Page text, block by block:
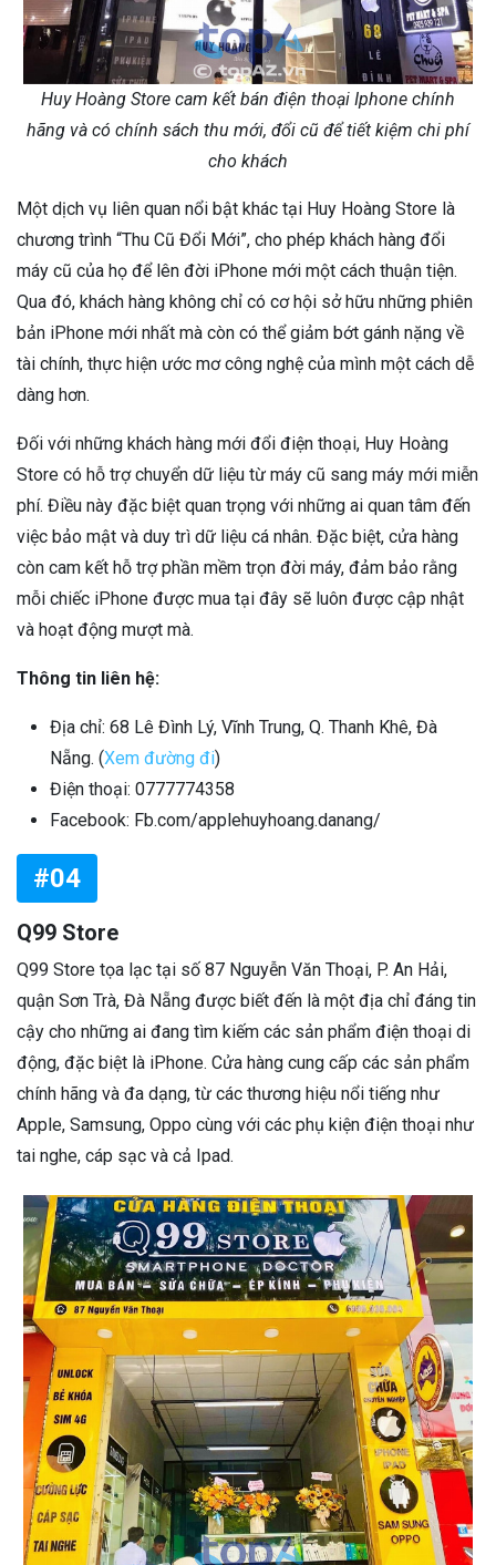
Huy Hoàng Store cam kết bán điện thoại Iphone chính
hãng và có chính sách thu mới, đổi cũ để tiết kiệm chi phí
cho khách
Một dịch vụ liên quan nổi bật khác tại Huy Hoàng Store là
chương trình “Thu Cũ Đổi Mới”, cho phép khách hàng đổi
máy cũ của họ để lên đời iPhone mới một cách thuận tiện.
Qua đó, khách hàng không chỉ có cơ hội sở hữu những phiên
bản iPhone mới nhất mà còn có thể giảm bớt gánh nặng về
tài chính, thực hiện ước mơ công nghệ của mình một cách dễ
dàng hơn.
Đối với những khách hàng mới đổi điện thoại, Huy Hoàng
Store có hỗ trợ chuyển dữ liệu từ máy cũ sang máy mới miễn
phí. Điều này đặc biệt quan trọng với những ai quan tâm đến
việc bảo mật và duy trì dữ liệu cá nhân. Đặc biệt, cửa hàng
còn cam kết hỗ trợ phần mềm trọn đời máy, đảm bảo rằng
mỗi chiếc iPhone được mua tại đây sẽ luôn được cập nhật
và hoạt động mượt mà.
Thông tin liên hệ:
Địa chỉ: 68 Lê Đình Lý, Vĩnh Trung, Q. Thanh Khê, Đà
Nẵng. (Xem đường đi)
Điện thoại: 0777774358
Facebook: Fb.com/applehuyhoang.danang/
#04
Q99 Store
Q99 Store tọa lạc tại số 87 Nguyễn Văn Thoại, P. An Hải,
quận Sơn Trà, Đà Nẵng được biết đến là một địa chỉ đáng tin
cậy cho những ai đang tìm kiếm các sản phẩm điện thoại di
động, đặc biệt là iPhone. Cửa hàng cung cấp các sản phẩm
chính hãng và đa dạng, từ các thương hiệu nổi tiếng như
Apple, Samsung, Oppo cùng với các phụ kiện điện thoại như
tai nghe, cáp sạc và cả Ipad.